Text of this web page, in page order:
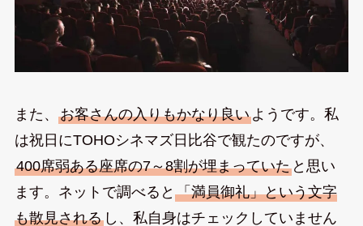
また、 お客さんの入りもかなり良いようです。私
は祝日にTOHOシネマズ日比谷で観たのですが、
400席弱ある座席の7～8割が埋まっていたと思い
ます。ネットで調べると 「満員御礼」という文字
も散見されるし、私自身はチェックしていません